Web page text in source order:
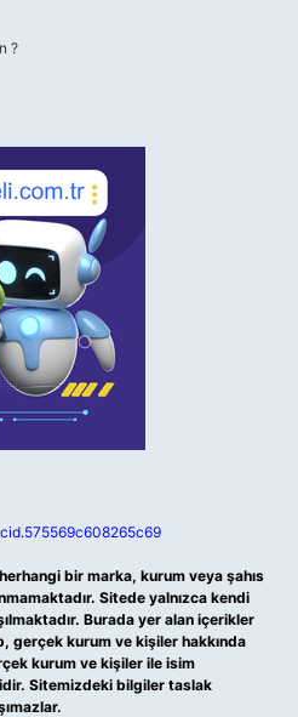
?
bir marka, kurum veya şahıs
Sitede yalnızca kendi
Burada yer alan içerikler
gerçek kurum ve kişiler hakkında
kurum ve kişiler ile isim
Sitemizdeki bilgiler taslak